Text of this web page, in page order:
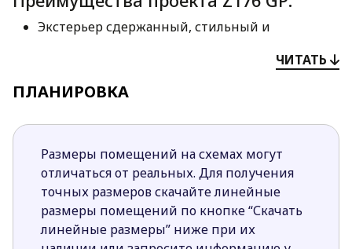
Экстерьер сдержанный, стильный и
впишется практически в любую местность.
Проект привлекает застройщиков наличием в
гостиной большого и красивого камина,
наполняющего дом теплом, спокойствием,
В каждой спальне ночной зоны имеется много
места для хранения гардероба. Ванная комната
предусмотрена одна для трех спален.
Панорамное остекление во всех комнатах,
способствует хорошему уровню естественного
ЧИТАТЬ
ПЛАНИРОВКА
Размеры помещений на схемах могут
отличаться от реальных. Для получения
точных размеров скачайте линейные
размеры помещений по кнопке “Скачать
линейные размеры” ниже при их